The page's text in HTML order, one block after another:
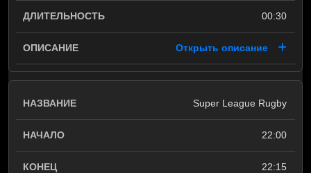
00:30
Открыть описание
Super League Rugby
22:00
22:15